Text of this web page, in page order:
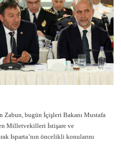
bugün İçişleri Bakanı Mustafa
Milletvekilleri İstişare ve
Isparta’nın öncelikli konularını